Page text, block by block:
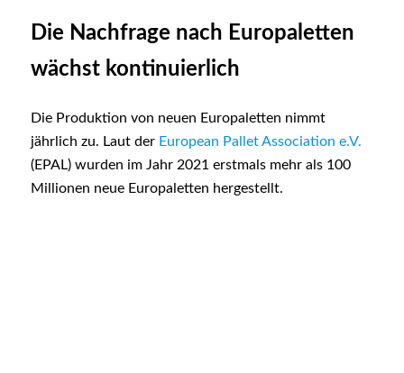
Die Nachfrage nach Europaletten
wächst kontinuierlich
Die Produktion von neuen Europaletten nimmt
jährlich zu. Laut der European Pallet Association e.V.
(EPAL) wurden im Jahr 2021 erstmals mehr als 100
Millionen neue Europaletten hergestellt.